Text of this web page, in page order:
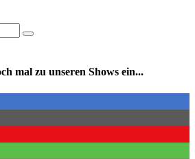
mal zu unseren Shows ein...